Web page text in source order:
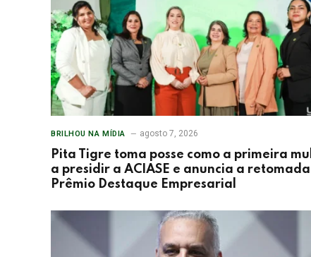
BRILHOU NA MÍDIA agosto 7, 2026
Pita Tigre toma posse como a primeira
a presidir a ACIASE e anuncia a
Prêmio Destaque Empresarial